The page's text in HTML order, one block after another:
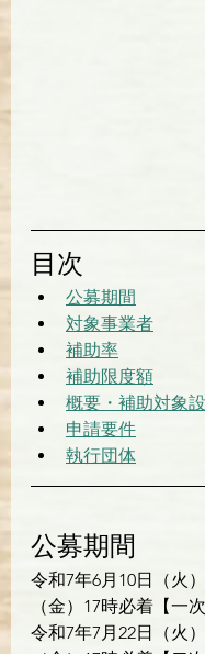
目次
公募期間
対象事業者
補助率
補助限度額
概要・補助対象
申請要件
執行団体
公募期間
令和7年6月10日（火
（金）17時必着【一
令和7年7月22日（火